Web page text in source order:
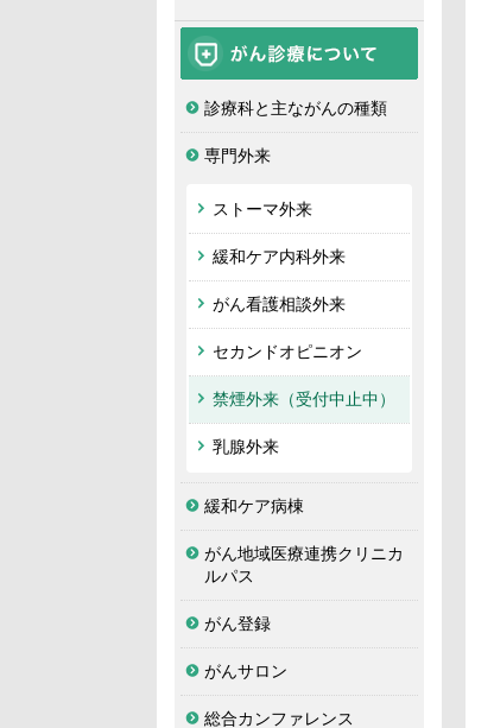
医療機関の先生方へ
診療科と主ながんの種類
専門外来
ストーマ外来
緩和ケア内科外来
がん看護相談外来
セカンドオピニオン
禁煙外来（受付中止中）
乳腺外来
緩和ケア病棟
がん地域医療連携クリニカ
ルパス
がん登録
がんサロン
総合カンファレンス